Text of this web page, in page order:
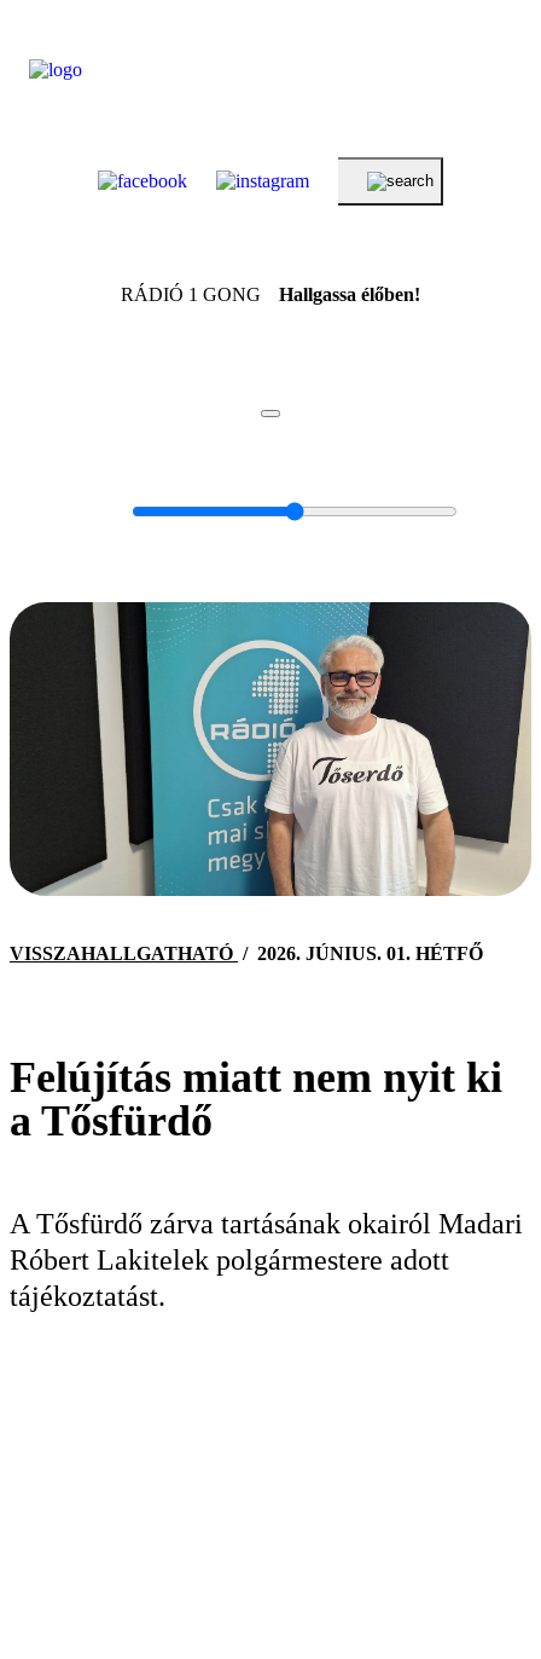
RÁDIÓ 1 GONG Hallgassa élőben!
VISSZAHALLGATHATÓ / 2026. JÚNIUS. 01. HÉTFŐ
Felújítás miatt nem nyit ki
a Tősfürdő
A Tősfürdő zárva tartásának okairól Madari
Róbert Lakitelek polgármestere adott
tájékoztatást.